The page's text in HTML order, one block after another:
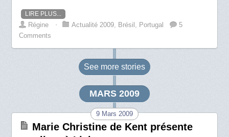
LIRE PLUS...
Régine ⋅ Actualité 2009, Brésil , Portugal
5
Comments
See more stories
MARS 2009
9 Mars 2009
Marie Christine de Kent présente